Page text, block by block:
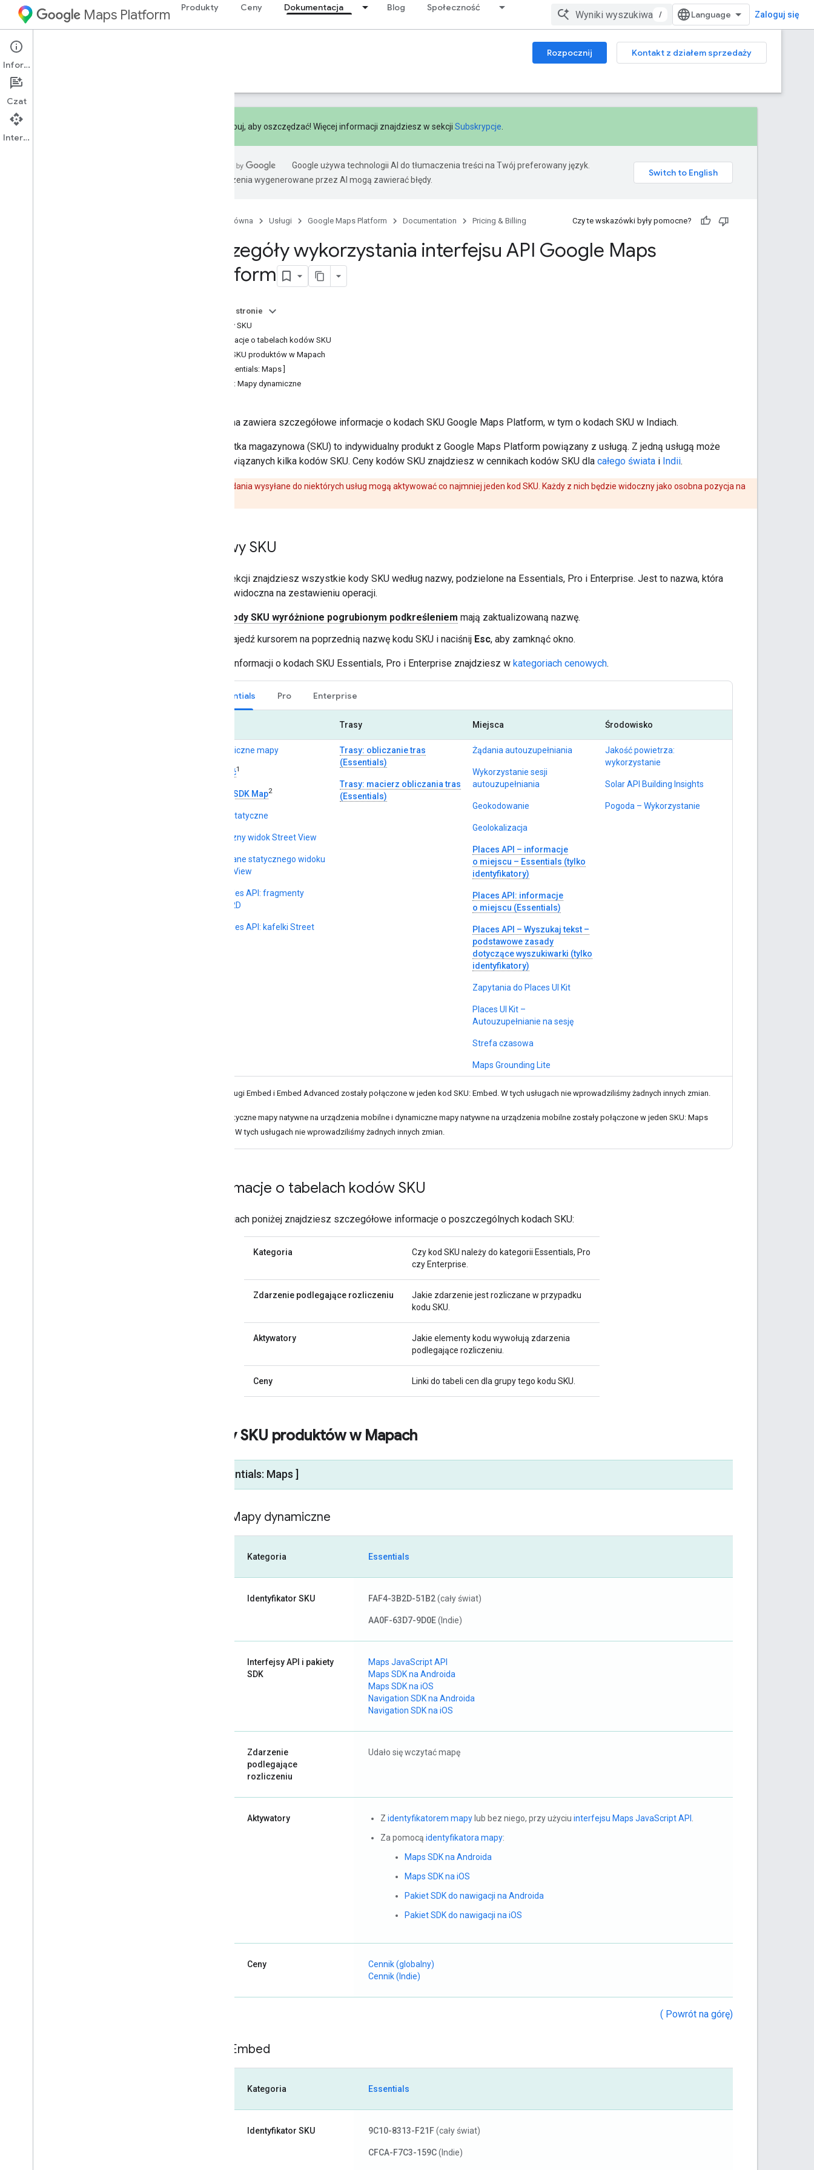
Maps Platform Produkty Ceny Dokumentacja Blog Społeczność
/ Zaloguj się
Documentation Rozpocznij
Kontakt z działem sprzedaży
Ceny
Subskrybuj, aby oszczędzać! Więcej informacji znajdziesz w sekcji Subskrypcje
Google używa technologii AI do tłumaczenia treści na Twój preferowany język.
Tłumaczenia wygenerowane przez AI mogą zawierać błędy.
Strona główna Usługi Google Maps Platform Documentation Pricing & Billing Czy te wskazówki były pomocne?
Szczegóły wykorzystania interfejsu API Google Maps
Platform
Na tej stronie
Nazwy SKU
Informacje o tabelach kodów SKU
Kody SKU produktów w Mapach
[ Essentials: Maps ]
SKU: Mapy dynamiczne
Ta strona zawiera szczegółowe informacje o kodach SKU Google Maps Platform, w tym o kodach SKU w Indiach.
Jednostka magazynowa (SKU) to indywidualny produkt z Google Maps Platform powiązany z usługą. Z jedną usługą może
być powiązanych kilka kodów SKU. Ceny kodów SKU znajdziesz w cennikach kodów SKU dla całego świata i Indii.
żądania wysyłane do niektórych usług mogą aktywować co najmniej jeden kod SKU. Każdy z nich będzie widoczny jako osobna pozycja na
Nazwy SKU
W tej sekcji znajdziesz wszystkie kody SKU według nazwy, podzielone na Essentials, Pro i Enterprise. Jest to nazwa, która
będzie widoczna na zestawieniu operacji.
Kody SKU wyróżnione pogrubionym podkreśleniem mają zaktualizowaną nazwę.
Najedź kursorem na poprzednią nazwę kodu SKU i naciśnij Esc, aby zamknąć okno.
Więcej informacji o kodach SKU Essentials, Pro i Enterprise znajdziesz w kategoriach cenowych.
Essentials Pro Enterprise
Trasy Miejsca Środowisko
Dynamiczne mapy
Umieść1
Pakiet SDK Map2
Mapy statyczne
Statyczny widok Street View
Metadane statycznego widoku
Street View
Map Tiles API: fragmenty
mapy 2D
Map Tiles API: kafelki Street
Trasy: obliczanie tras
(Essentials)
Trasy: macierz obliczania tras
(Essentials)
Żądania autouzupełniania
Wykorzystanie sesji
autouzupełniania
Geokodowanie
Geolokalizacja
Places API – informacje
o miejscu – Essentials (tylko
identyfikatory)
Places API: informacje
o miejscu (Essentials)
Places API – Wyszukaj tekst –
podstawowe zasady
dotyczące wyszukiwarki (tylko
identyfikatory)
Zapytania do Places UI Kit
Places UI Kit –
Autouzupełnianie na sesję
Strefa czasowa
Maps Grounding Lite
Jakość powietrza:
wykorzystanie
Solar API Building Insights
Pogoda – Wykorzystanie
Usługi Embed i Embed Advanced zostały połączone w jeden kod SKU: Embed. W tych usługach nie wprowadziliśmy żadnych innych zmian.
Statyczne mapy natywne na urządzenia mobilne i dynamiczne mapy natywne na urządzenia mobilne zostały połączone w jeden SKU: Maps
SDK. W tych usługach nie wprowadziliśmy żadnych innych zmian.
Informacje o tabelach kodów SKU
W sekcjach poniżej znajdziesz szczegółowe informacje o poszczególnych kodach SKU:
Kategoria
Czy kod SKU należy do kategorii Essentials, Pro
czy Enterprise.
Zdarzenie podlegające rozliczeniu
Jakie zdarzenie jest rozliczane w przypadku
kodu SKU.
Aktywatory
Jakie elementy kodu wywołują zdarzenia
podlegające rozliczeniu.
Ceny Linki do tabeli cen dla grupy tego kodu SKU.
Kody SKU produktów w Mapach
[ Essentials: Maps ]
SKU: Mapy dynamiczne
Kategoria Essentials
Identyfikator SKU FAF4-3B2D-51B2(cały świat)
AA0F-63D7-9D0E(Indie)
Interfejsy API i pakiety
SDK
Maps JavaScript API
Maps SDK na Androida
Maps SDK na iOS
Navigation SDK na Androida
Navigation SDK na iOS
Zdarzenie
podlegające
rozliczeniu
Udało się wczytać mapę
Aktywatory Z identyfikatorem mapy lub bez niego, przy użyciu interfejsu Maps JavaScript API
Za pomocą identyfikatora mapy:
Maps SDK na Androida
Maps SDK na iOS
Pakiet SDK do nawigacji na Androida
Pakiet SDK do nawigacji na iOS
Ceny
Cennik (globalny)
Cennik (Indie)
( Powrót na górę)
SKU: Embed
Kategoria Essentials
Identyfikator SKU 9C10-8313-F21F(cały świat)
CFCA-F7C3-159C(Indie)
Informacje
Czat
Interfejs API